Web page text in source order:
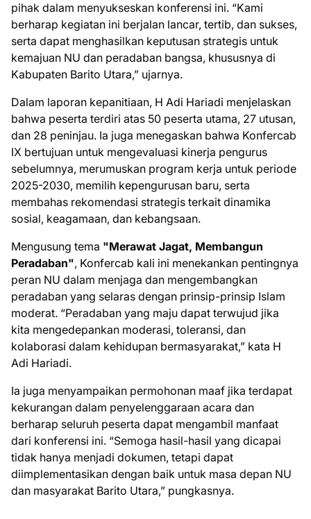
pihak dalam menyukseskan konferensi ini. “Kami
berharap kegiatan ini berjalan lancar, tertib, dan sukses,
serta dapat menghasilkan keputusan strategis untuk
kemajuan NU dan peradaban bangsa, khususnya di
Kabupaten Barito Utara,” ujarnya.
Dalam laporan kepanitiaan, H Adi Hariadi menjelaskan
bahwa peserta terdiri atas 50 peserta utama, 27 utusan,
dan 28 peninjau. Ia juga menegaskan bahwa Konfercab
IX bertujuan untuk mengevaluasi kinerja pengurus
sebelumnya, merumuskan program kerja untuk periode
2025-2030, memilih kepengurusan baru, serta
membahas rekomendasi strategis terkait dinamika
sosial, keagamaan, dan kebangsaan.
Mengusung tema "Merawat Jagat, Membangun
Peradaban", Konfercab kali ini menekankan pentingnya
peran NU dalam menjaga dan mengembangkan
peradaban yang selaras dengan prinsip-prinsip Islam
moderat. “Peradaban yang maju dapat terwujud jika
kita mengedepankan moderasi, toleransi, dan
kolaborasi dalam kehidupan bermasyarakat,” kata H
Adi Hariadi.
Ia juga menyampaikan permohonan maaf jika terdapat
kekurangan dalam penyelenggaraan acara dan
berharap seluruh peserta dapat mengambil manfaat
dari konferensi ini. “Semoga hasil-hasil yang dicapai
tidak hanya menjadi dokumen, tetapi dapat
diimplementasikan dengan baik untuk masa depan NU
dan masyarakat Barito Utara,” pungkasnya.